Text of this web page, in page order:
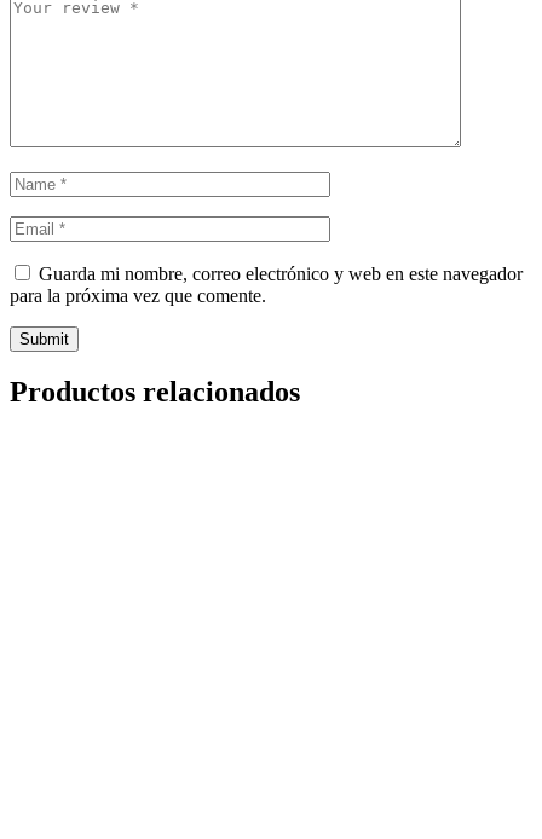
Guarda mi nombre, correo electrónico y web en este navegador
para la próxima vez que comente.
Productos relacionados